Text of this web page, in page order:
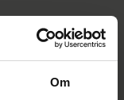
Om